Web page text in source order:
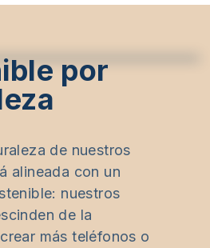
por
de nuestros
alineada con un
nuestros
de la
más teléfonos o